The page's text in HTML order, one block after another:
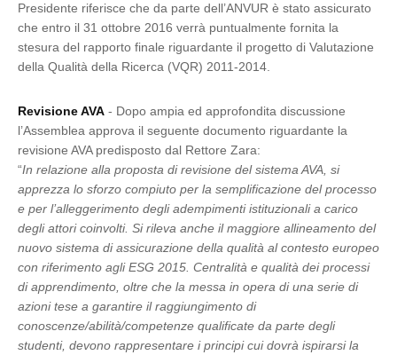
Presidente riferisce che da parte dell’ANVUR è stato assicurato
che entro il 31 ottobre 2016 verrà puntualmente fornita la
stesura del rapporto finale riguardante il progetto di Valutazione
della Qualità della Ricerca (VQR) 2011-2014.
Revisione AVA - Dopo ampia ed approfondita discussione
l’Assemblea approva il seguente documento riguardante la
revisione AVA predisposto dal Rettore Zara:
“In relazione alla proposta di revisione del sistema AVA, si
apprezza lo sforzo compiuto per la semplificazione del processo
e per l’alleggerimento degli adempimenti istituzionali a carico
degli attori coinvolti. Si rileva anche il maggiore allineamento del
nuovo sistema di assicurazione della qualità al contesto europeo
con riferimento agli ESG 2015. Centralità e qualità dei processi
di apprendimento, oltre che la messa in opera di una serie di
azioni tese a garantire il raggiungimento di
conoscenze/abilità/competenze qualificate da parte degli
studenti, devono rappresentare i principi cui dovrà ispirarsi la